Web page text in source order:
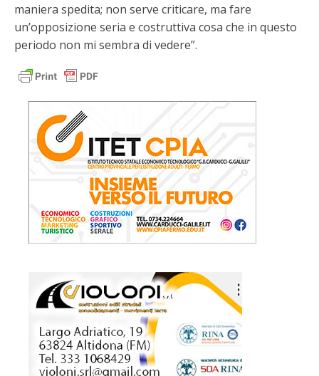
maniera spedita; non serve criticare, ma fare
un’opposizione seria e costruttiva cosa che in questo
periodo non mi sembra di vedere”.